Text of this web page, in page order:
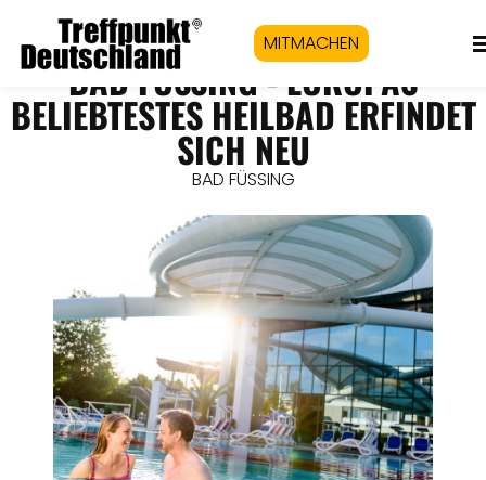
MITMACHEN
BAD FÜSSING - EUROPAS
BELIEBTESTES HEILBAD ERFINDET
SICH NEU
BAD FÜSSING